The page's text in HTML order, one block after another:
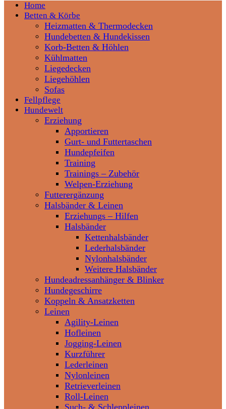
Home
Betten & Körbe
Heizmatten & Thermodecken
Hundebetten & Hundekissen
Korb-Betten & Höhlen
Kühlmatten
Liegedecken
Liegehöhlen
Sofas
Fellpflege
Hundewelt
Erziehung
Apportieren
Gurt- und Futtertaschen
Hundepfeifen
Training
Trainings – Zubehör
Welpen-Erziehung
Futterergänzung
Halsbänder & Leinen
Erziehungs – Hilfen
Halsbänder
Kettenhalsbänder
Lederhalsbänder
Nylonhalsbänder
Weitere Halsbänder
Hundeadressanhänger & Blinker
Hundegeschirre
Koppeln & Ansatzketten
Leinen
Agility-Leinen
Hofleinen
Jogging-Leinen
Kurzführer
Lederleinen
Nylonleinen
Retrieverleinen
Roll-Leinen